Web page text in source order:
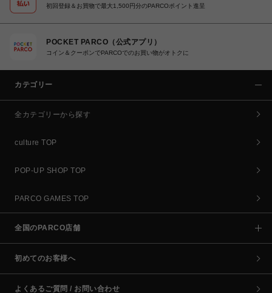
初回登録＆お買物で最大1,500円分のPARCOポイント進呈
POCKET PARCO（公式アプリ）
コイン＆クーポンでPARCOでのお買い物がオトクに
カテゴリー
全カテゴリーから探す
culture TOP
POP-UP SHOP TOP
PARCO GAMES TOP
全国のPARCO店舗
初めてのお客様へ
よくあるご質問 / お問い合わせ